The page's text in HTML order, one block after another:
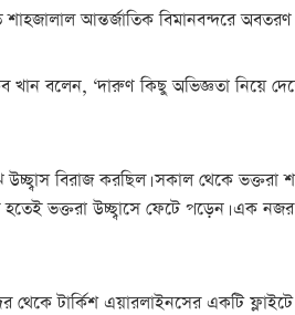
আন্তর্জাতিক বিমানবন্দরে অবতরণ
খান বলেন, ‘দারুণ কিছু অভিজ্ঞতা
বিরাজ করছিল। সকাল থেকে
হতেই ভক্তরা উচ্ছ্বাসে ফেটে পড়েন। এক
টার্কিশ এয়ারলাইনসের একটি